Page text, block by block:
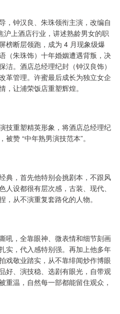
，钟汉良、朱珠领衔主演，改编自
上酒店行业，讲述熟龄男女的职
榜断层领跑，成为 4 月现象级爆
（朱珠饰）十年婚姻遭遇背叛，决
。酒店总经理纪封（钟汉良饰）
革管理。许蜜最后成长为独立女企
，让浦荣饭店重塑辉煌。
技重塑精英形象，将酒店总经理纪
赞 “中年熟男演技范本”。
典，首先他特别会挑剧本，不跟风
设都很有层次感，古装、现代、
从不演重复套路化的人物。
吼，全靠眼神、微表情和细节刻画
实，代入感特别强。再加上他多年
戏敬业踏实，从不靠绯闻炒作博眼
好、演技稳、选剧有眼光，自带观
重温，自然每一部都能留住观众，